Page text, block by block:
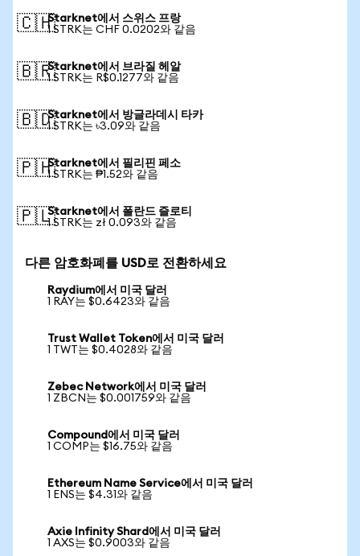
🇨🇭Starknet에서 스위스 프랑
1 STRK는 CHF 0.0202와 같음
🇧🇷Starknet에서 브라질 헤알
1 STRK는 R$0.1277와 같음
🇧🇩Starknet에서 방글라데시 타카
1 STRK는 ৳3.09와 같음
🇵🇭Starknet에서 필리핀 페소
1 STRK는 ₱1.52와 같음
🇵🇱Starknet에서 폴란드 즐로티
1 STRK는 zł 0.093와 같음
다른 암호화폐를 USD로 전환하세요
Raydium에서 미국 달러
1 RAY는 $0.6423와 같음
Trust Wallet Token에서 미국 달러
1 TWT는 $0.4028와 같음
Zebec Network에서 미국 달러
1 ZBCN는 $0.001759와 같음
Compound에서 미국 달러
1 COMP는 $16.75와 같음
Ethereum Name Service에서 미국 달러
1 ENS는 $4.31와 같음
Axie Infinity Shard에서 미국 달러
1 AXS는 $0.9003와 같음